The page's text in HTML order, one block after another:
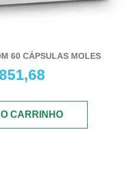
60 CÁPSULAS MOLES
CARRINHO